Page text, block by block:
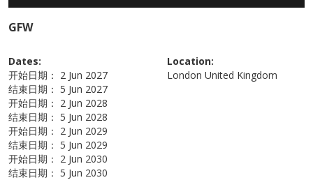
GFW
Dates:
开始日期： 2 Jun 2027
结束日期： 5 Jun 2027
开始日期： 2 Jun 2028
结束日期： 5 Jun 2028
开始日期： 2 Jun 2029
结束日期： 5 Jun 2029
开始日期： 2 Jun 2030
结束日期： 5 Jun 2030
Location:
London United Kingdom